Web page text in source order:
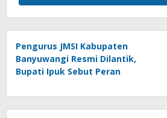
Pengurus JMSI Kabupaten
Banyuwangi Resmi Dilantik,
Bupati Ipuk Sebut Peran